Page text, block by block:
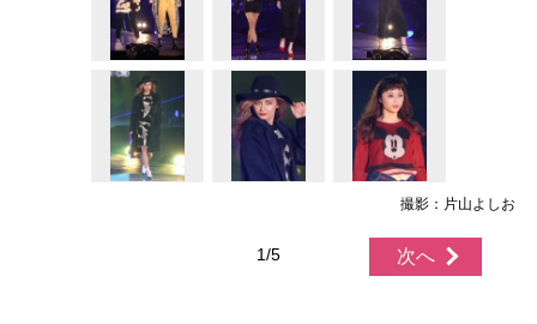
撮影：片山よしお
次へ
1/5